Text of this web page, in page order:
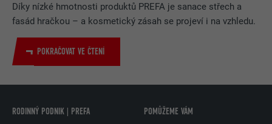
Díky nízké hmotnosti produktů PREFA je sanace střech a
fasád hračkou – a kosmetický zásah se projeví i na vzhledu.
POKRAČOVAT VE ČTENÍ
RODINNÝ PODNIK | PREFA POMŮŽEME VÁM